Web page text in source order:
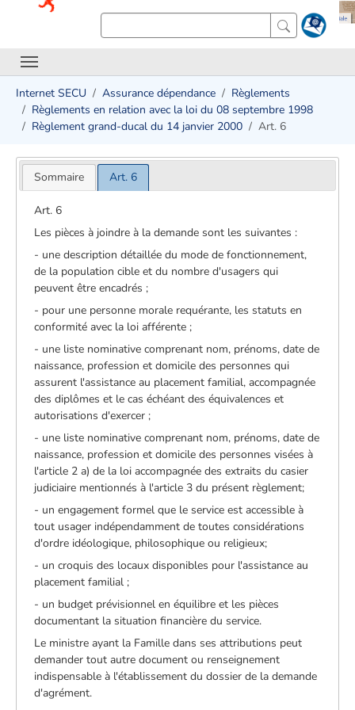
Internet SECU Assurance dépendance
Règlements
Règlements en relation avec la loi du 08 septembre 1998
Règlement grand-ducal du 14 janvier 2000
Art. 6
Sommaire Art. 6
Art. 6
Les pièces à joindre à la demande sont les suivantes :
- une description détaillée du mode de fonctionnement,
de la population cible et du nombre d'usagers qui
peuvent être encadrés ;
- pour une personne morale requérante, les statuts en
conformité avec la loi afférente ;
- une liste nominative comprenant nom, prénoms, date de
naissance, profession et domicile des personnes qui
assurent l'assistance au placement familial, accompagnée
des diplômes et le cas échéant des équivalences et
autorisations d'exercer ;
- une liste nominative comprenant nom, prénoms, date de
naissance, profession et domicile des personnes visées à
l'article 2 a) de la loi accompagnée des extraits du casier
judiciaire mentionnés à l'article 3 du présent règlement;
- un engagement formel que le service est accessible à
tout usager indépendamment de toutes considérations
d'ordre idéologique, philosophique ou religieux;
- un croquis des locaux disponibles pour l'assistance au
placement familial ;
- un budget prévisionnel en équilibre et les pièces
documentant la situation financière du service.
Le ministre ayant la Famille dans ses attributions peut
demander tout autre document ou renseignement
indispensable à l'établissement du dossier de la demande
d'agrément.